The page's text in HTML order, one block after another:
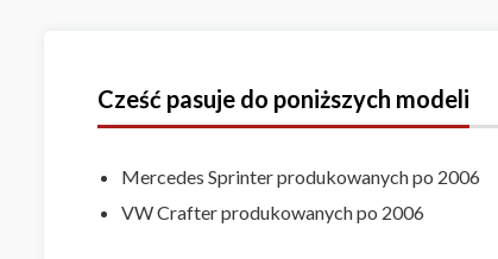
Cześć pasuje do poniższych modeli
Mercedes Sprinter produkowanych po 2006
VW Crafter produkowanych po 2006